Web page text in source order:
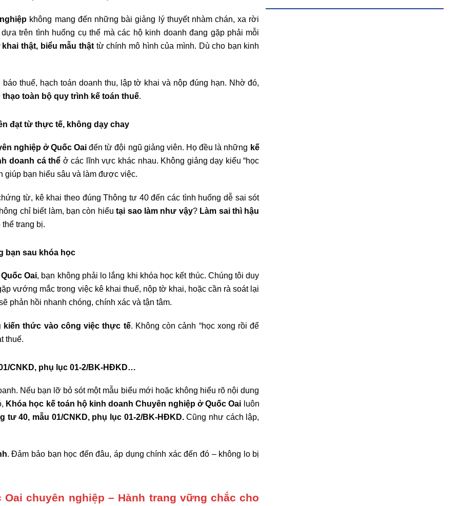
không mang đến những bài giảng lý thuyết nhàm chán, xa rời
trên tình huống cụ thể mà các hộ kinh doanh đang gặp phải mỗi
thật, biểu mẫu thật từ chính mô hình của mình. Dù cho bạn kinh
thuế, hạch toán doanh thu, lập tờ khai và nộp đúng hạn. Nhờ đó,
thạo toàn bộ quy trình kế toán thuế.
đạt từ thực tế, không dạy chay
nghiệp ở Quốc Oaiđến từ đội ngũ giảng viên. Họ đều là những kế
doanh cá thể ở các lĩnh vực khác nhau. Không giảng dạy kiểu “học
giúp bạn hiểu sâu và làm được việc.
từ, kê khai theo đúng Thông tư 40 đến các tình huống dễ sai sót
chỉ biết làm, bạn còn hiểutại sao làm như vậy? Làm sai thì hậu
trang bị.
bạn sau khóa học
Oai, bạn không phải lo lắng khi khóa học kết thúc. Chúng tôi duy
vướng mắc trong việc kê khai thuế, nộp tờ khai, hoặc cần rà soát lại
phản hồi nhanh chóng, chính xác và tận tâm.
kiến thức vào công việc thực tế. Không còn cảnh “học xong rồi để
thuế.
CNKD, phụ lục 01-2/BK-HĐKD…
Nếu bạn lỡ bỏ sót một mẫu biểu mới hoặc không hiểu rõ nội dung
Khóa học kế toán hộ kinh doanh Chuyên nghiệp ở Quốc Oai luôn
tư 40, mẫu 01/CNKD, phụ lục 01-2/BK-HĐKD.Cũng như cách lập,
. Đảm bảo bạn học đến đâu, áp dụng chính xác đến đó – không lo bị
chuyên nghiệp – Hành trang vững chắc cho